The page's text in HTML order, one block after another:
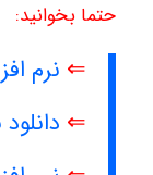
حتما بخوانید:
⇐ نرم
⇐